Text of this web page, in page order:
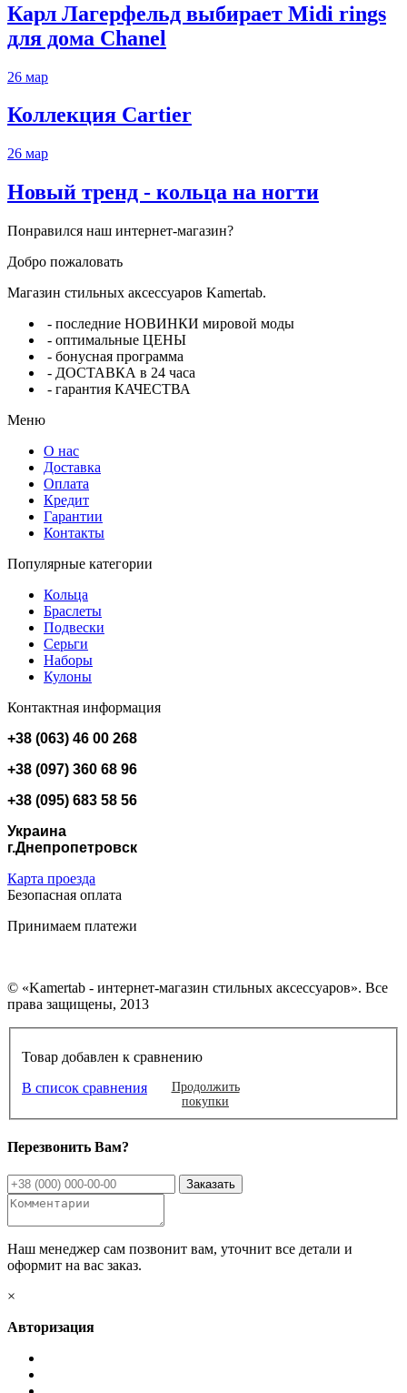
Карл Лагерфельд выбирает Midi rings
для дома Chanel
26 мар
Коллекция Cartier
26 мар
Новый тренд - кольца на ногти
Понравился наш интернет-магазин?
Добро пожаловать
Магазин стильных аксессуаров Kamertab.
- последние НОВИНКИ мировой моды
- оптимальные ЦЕНЫ
- бонусная программа
- ДОСТАВКА в 24 часа
- гарантия КАЧЕСТВА
Меню
О нас
Доставка
Оплата
Кредит
Гарантии
Контакты
Популярные категории
Кольца
Браслеты
Подвески
Серьги
Наборы
Кулоны
Контактная информация
+38 (063) 46 00 268
+38 (097) 360 68 96
+38 (095) 683 58 56
Украина
г.Днепропетровск
Карта проезда
Безопасная оплата
Принимаем платежи
© «Kamertab - интернет-магазин стильных аксессуаров». Все
права защищены, 2013
Товар добавлен к сравнению
В список сравнения
Продолжить
покупки
Перезвонить Вам?
Наш менеджер сам позвонит вам, уточнит все детали и
оформит на вас заказ.
×
Авторизация